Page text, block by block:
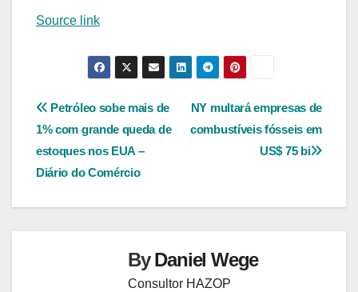
Source link
Navegação
de
Post
NY multará empresas de
combustíveis fósseis em
US$ 75 bi
Petróleo sobe mais de
1% com grande queda de
estoques nos EUA –
Diário do Comércio
ByDaniel Wege
Consultor HAZOP